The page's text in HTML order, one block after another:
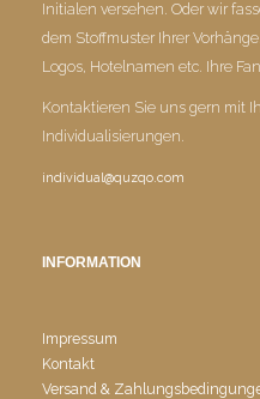
Initialen versehen. Oder wir
dem Stoffmuster Ihrer
Logos, Hotelnamen etc. Ihre
Kontaktieren Sie uns gern mit
Individualisierungen.
individual@quzqo.com
INFORMATION
Impressum
Kontakt
Versand &